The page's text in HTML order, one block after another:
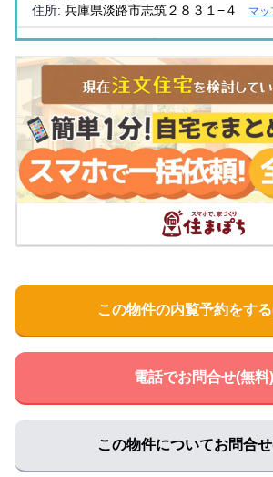
住所: 兵庫県淡路市志筑２８３１−４ マッ
くさわけ整形外科医院
住所:兵庫県淡路市志筑１７１８−１ マッ
おかもと循環器クリニック
住所:兵庫県淡路市志筑１８６０−１ マッ
高山クリニック
住所:兵庫県淡路市志筑新島６−３７ マッ
淡路市休日応急診療所
兵庫県淡路市志筑１６００−１
河上整形外科
兵庫県淡路市志筑１５７９−１ マッ
マッ
とみもと小児科
この物件の内覧予約をす
電話でお問合せ(無料)
この物件についてお問合